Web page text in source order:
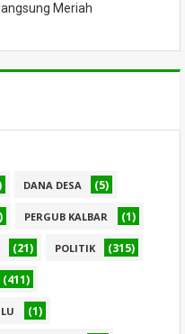
Meriah
DANA DESA (5)
PERGUB KALBAR (1)
(21) POLITIK (315)
(411)
(1)